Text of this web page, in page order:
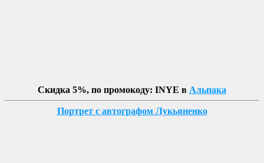
Скидка 5%, по промокоду: INYE в Альпака
Портрет с автографом Лукьяненко